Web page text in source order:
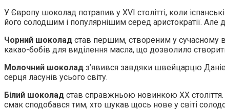
У Європу шоколад потрапив у XVI столітті, коли
його солодшим і популярнішим серед аристократії.
Чорний шоколад став першим, створеним у сучасному
какао-бобів для виділення масла, що дозволило
Молочний шоколад з’явився завдяки швейцарцю
серця ласунів усього світу.
Білий шоколад став справжньою новинкою XX
смак сподобався тим, хто шукав щось нове у світі